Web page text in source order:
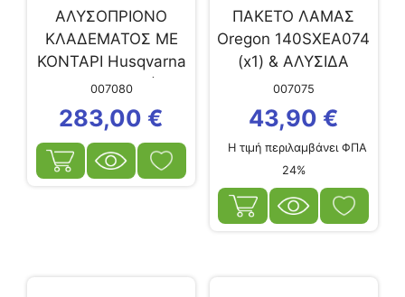
ΑΛΥΣΟΠΡΙΟΝΟ
ΚΛΑΔΕΜΑΤΟΣ ME
ΚΟΝΤΑΡΙ Husqvarna
Aspire P5-P4A (με...
007080
283,00 €
ΠΑΚΕΤΟ ΛΑΜΑΣ
Oregon 140SXEA074
(x1) & ΑΛΥΣΙΔΑ
91VXL-50E (x2)
007075
43,90 €
Η τιμή περιλαμβάνει ΦΠΑ
24%